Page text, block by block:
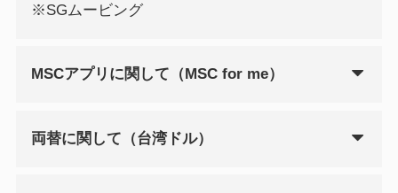
※SGムービング
MSCアプリに関して（MSC for me）
両替に関して（台湾ドル）